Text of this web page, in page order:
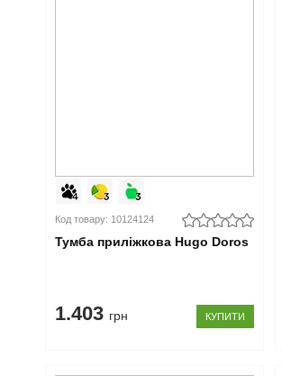
Код товару: 10124124
Тумба приліжкова Hugo Doros
1.403 грн КУПИТИ